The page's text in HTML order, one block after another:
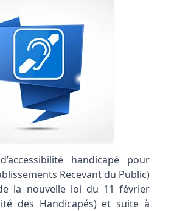
handicapé pour
Recevant du Public)
la nouvelle loi du 11 février
des Handicapés) et suite à